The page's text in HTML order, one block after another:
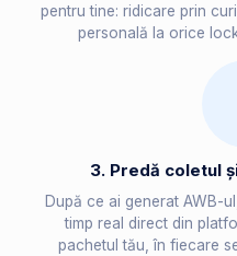
pentru tine: ridicare prin
personală la orice
3. Predă coletul
După ce ai generat AWB-
timp real direct din
pachetul tău, în fiecare